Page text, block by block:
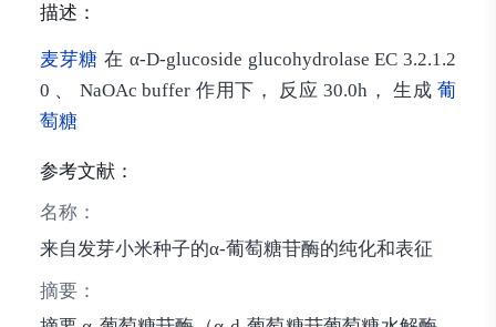
描述：
麦芽糖 在 α-D-glucoside glucohydrolase EC 3.2.1.2
0 、 NaOAc buffer 作用下， 反应 30.0h， 生成葡
萄糖
参考文献：
名称：
来自发芽小米种子的α-葡萄糖苷酶的纯化和表征
摘要：